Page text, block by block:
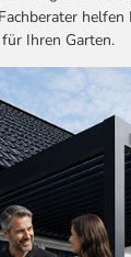
Ihren Garten.